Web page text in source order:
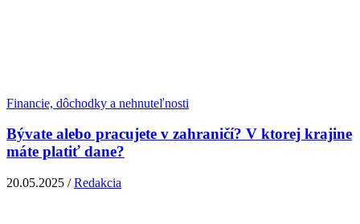
Financie, dôchodky a nehnuteľnosti
Bývate alebo pracujete v zahraničí? V ktorej krajine
máte platiť dane?
20.05.2025 /Redakcia